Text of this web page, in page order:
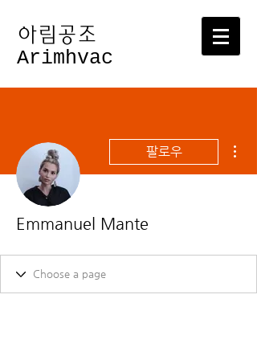
​아림공조
Arimhvac
팔로우
Emmanuel Mante